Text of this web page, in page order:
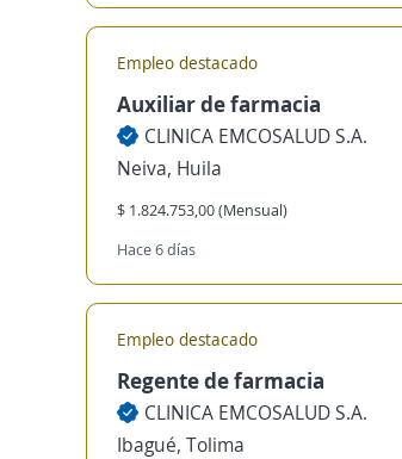
Empleo destacado
Auxiliar de farmacia
CLINICA EMCOSALUD S.A.
Neiva, Huila
$ 1.824.753,00 (Mensual)
Hace 6 días
Empleo destacado
Regente de farmacia
CLINICA EMCOSALUD S.A.
Ibagué, Tolima